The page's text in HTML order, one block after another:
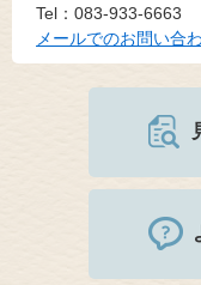
Tel：083-933-6663
メールでのお問い合